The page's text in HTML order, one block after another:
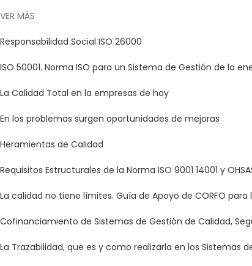
VER MÁS
Responsabilidad Social ISO 26000
ISO 50001. Norma ISO para un Sistema de Gestión de la
La Calidad Total en la empresas de hoy
En los problemas surgen oportunidades de mejoras
Heramientas de Calidad
Requisitos Estructurales de la Norma ISO 9001 14001 y
La calidad no tiene límites. Guía de Apoyo de CORFO
Cofinanciamiento de Sistemas de Gestión de Calidad,
La Trazabilidad, que es y como realizarla en los Sistemas